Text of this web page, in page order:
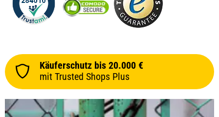
Käuferschutz bis 20.000 €
mit Trusted Shops Plus